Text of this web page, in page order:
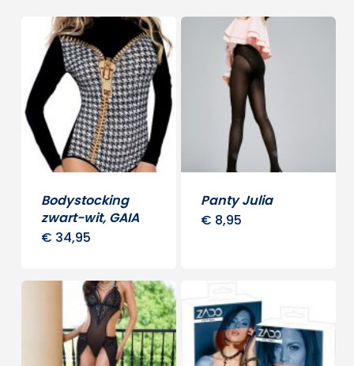
Bodystocking
zwart-wit, GAIA
€ 34,95
heeft
meerdere
variaties.
Deze
Panty Julia
€ 8,95
Deze